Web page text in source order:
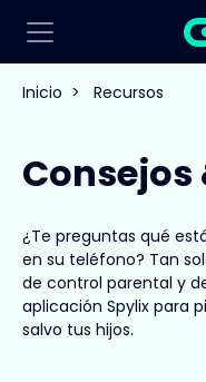
Inicio > Recursos
Consejos
¿Te preguntas qué
en su teléfono? Tan
de control parental y
aplicación Spylix para
salvo tus hijos.